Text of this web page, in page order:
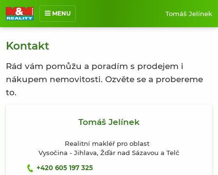
MENU
Prodané nemovitosti
Reference
Jak pracuji
Tomáš Jelínek
Kontakt
Rád vám pomůžu a poradím s prodejem i
nákupem nemovitosti. Ozvěte se a probereme
to.
Tomáš Jelínek
Realitní makléř pro oblast
Vysočina - Jihlava, Žďár nad Sázavou a Telč
+420 605 197 325